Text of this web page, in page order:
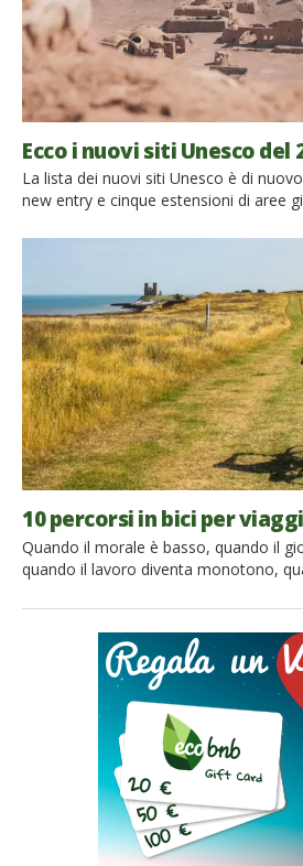
Ecco i nuovi siti Unesco del
La lista dei nuovi siti Unesco è di
new entry e cinque estensioni di aree
riconosciuti dall’Unesco sono quei
ambientale. Luoghi incredibili che
10 percorsi in bici per
Quando il morale è basso, quando il
quando il lavoro diventa monotono,
pensare a nient’altro che alla strada
Conan Doyle Se per quest’anno ti sei
più, di farlo in […]